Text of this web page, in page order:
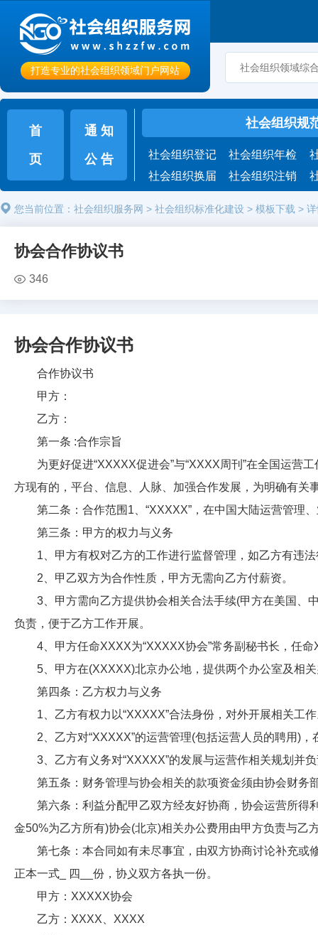
打造专业的社会组织领域门户网站
首
页
通 知
公 告
社会组织规
社会组织登记 社会组织年检
社会组织换届
社会组织注销
您当前位置： 社会组织服务网 > 社会组织标准化建设 > 模板下载 >
协会合作协议书
346
协会合作协议书
合作协议书
甲方：
乙方：
第一条 :合作宗旨
为更好促进“XXXXX促进会”与“XXXX周刊”在全国运营
方现有的，平台、信息、人脉、加强合作发展，为明确有关
第二条：合作范围1、“XXXXX”，在中国大陆运营管理
第三条：甲方的权力与义务
1、甲方有权对乙方的工作进行监督管理，如乙方有违法
2、甲乙双方为合作性质，甲方无需向乙方付薪资。
3、甲方需向乙方提供协会相关合法手续(甲方在美国、
负责，便于乙方工作开展。
4、甲方任命XXXX为“XXXXX协会”常务副秘书长，任命
5、甲方在(XXXXX)北京办公地，提供两个办公室及相关
第四条：乙方权力与义务
1、乙方有权力以“XXXXX”合法身份，对外开展相关工
2、乙方对“XXXXX”的运营管理(包括运营人员的聘用)，
3、乙方有义务对“XXXXX”的发展与运营作相关规划并负
第五条：财务管理与协会相关的款项资金须由协会财务
第六条：利益分配甲乙双方经友好协商，协会运营所得
金50%为乙方所有)协会(北京)相关办公费用由甲方负责与乙
第七条：本合同如有未尽事宜，由双方协商讨论补充或
正本一式_ 四__份，协义双方各执一份。
甲方：XXXXX协会
乙方：XXXX、XXXX